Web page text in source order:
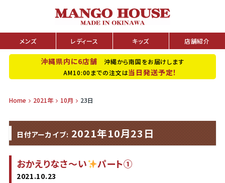
メンズ レディース キッズ 店舗紹介
沖縄県内に6店舗 沖縄から南国をお届けします
AM10:00までの注文は当日発送予定！
Home 2021年 10月 23日
日付アーカイブ: 2021年10月23日
おかえりなさ～い パート①
2021.10.23